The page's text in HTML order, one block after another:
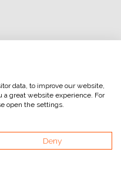
data, to improve our website,
a great website experience. For
open the settings.
Deny